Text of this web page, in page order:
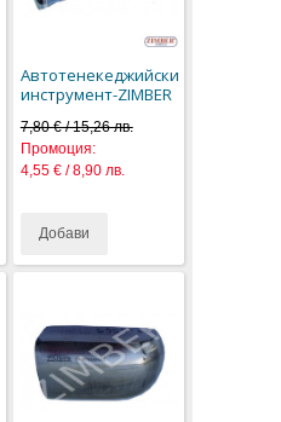
Автотенекеджийски
инструмент-ZIMBER
7,80 € / 15,26 лв.
Промоция:
4,55 € / 8,90 лв.
Добави